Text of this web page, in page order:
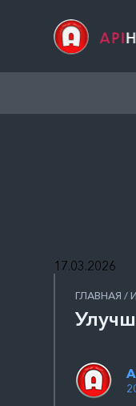
17.03.2026
ГЛАВНАЯ /